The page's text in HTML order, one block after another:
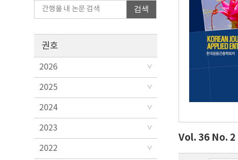
검색
권호
2026
2025
2024
2023
2022
Vol. 36 No. 2